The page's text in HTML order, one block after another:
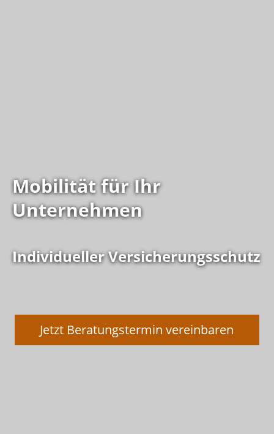
Mobilität für Ihr
Unternehmen
Individueller Versicherungsschutz
Jetzt Beratungstermin vereinbaren